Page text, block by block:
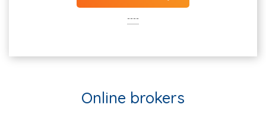
----
Online brokers